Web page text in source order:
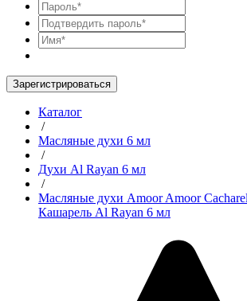
Зарегистрироваться
Каталог
/
Масляные духи 6 мл
/
Духи Al Rayan 6 мл
/
Масляные духи Amoor Amoor
Кашарель Al Rayan 6 мл